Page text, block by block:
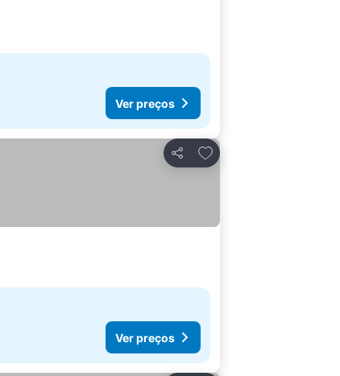
Ver preços
Partilhar
Adicionar aos favoritos
Ver preços